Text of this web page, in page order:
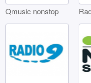
Qmusic nonstop